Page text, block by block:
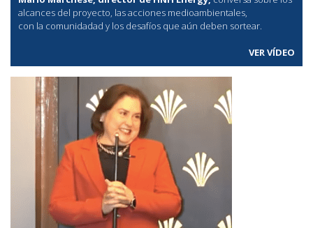
alcances del proyecto, las acciones medioambientales,
con la comunidadad y los desafíos que aún deben sortear.
VER VÍDEO